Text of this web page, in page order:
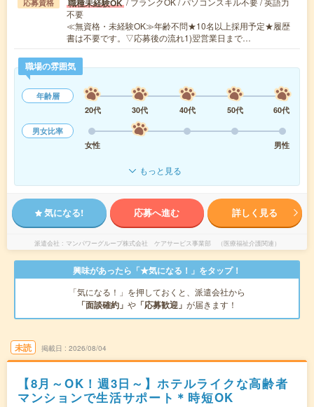
応募資格 職種未経験OK
不要
≪無資格・未経験OK≫年齢不問★10名以上採用予定★履歴
書は不要です。▽応募後の流れ1)翌営業日まで…
職場の雰囲気
年齢層
20代
30代 40代 50代
60代
男女比率
女性
男性
もっと見る
気になる! 応募へ進む 詳しく見る
派遣会社 マンパワーグループ株式会社 ケアサービス事業部 （医療福祉介護関連）
興味があったら「★気になる！」をタップ！
「気になる！」を押しておくと、派遣会社から
「面談確約」 や 「応募歓迎」 が届きます！
未読 掲載日 2026/08/04
【8月～OK！週3日～】ホテルライクな高齢者
マンションで生活サポート＊時短OK